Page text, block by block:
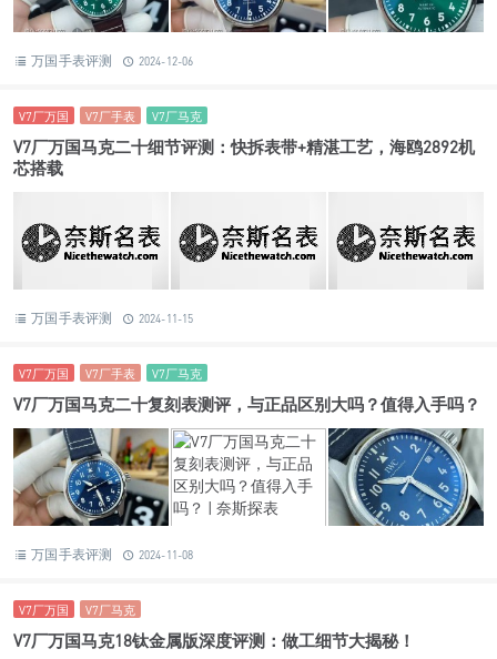
万国手表评测 2024-12-06
V7厂万国 V7厂手表 V7厂马克
V7厂万国马克二十细节评测：快拆表带+精湛工艺，海鸥2892机
芯搭载
万国手表评测 2024-11-15
V7厂万国 V7厂手表 V7厂马克
V7厂万国马克二十复刻表测评，与正品区别大吗？值得入手吗？
万国手表评测 2024-11-08
V7厂万国 V7厂马克
V7厂万国马克18钛金属版深度评测：做工细节大揭秘！